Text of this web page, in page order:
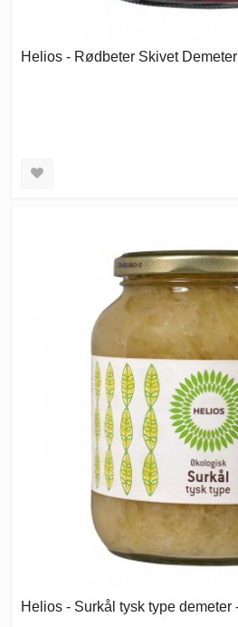
Helios - Rødbeter Skivet
Helios - Surkål tysk type demeter